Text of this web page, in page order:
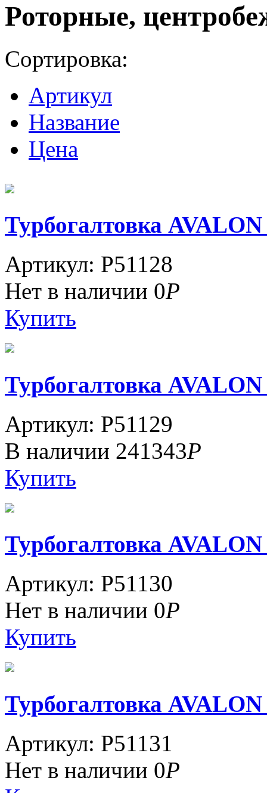
Роторные,
Сортировка:
Артикул
Название
Цена
Турбогалтовка
Артикул: P51128
Нет в наличии 0Р
Купить
Турбогалтовка
Артикул: P51129
В наличии 241343Р
Купить
Турбогалтовка
Артикул: P51130
Нет в наличии 0Р
Купить
Турбогалтовка
Артикул: P51131
Нет в наличии 0Р